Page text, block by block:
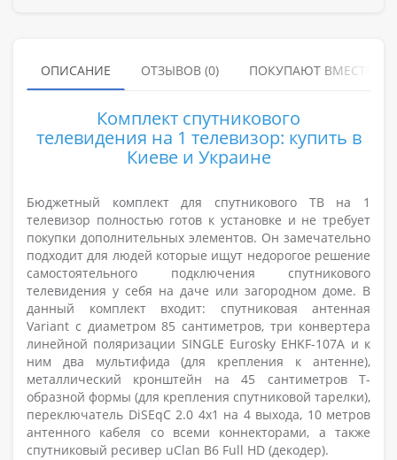
ОПИСАНИЕ ОТЗЫВОВ (0) ПОКУПАЮТ ВМЕСТЕ
Комплект спутникового
телевидения на 1 телевизор: купить в
Киеве и Украине
Бюджетный комплект для спутникового ТВ на 1
телевизор полностью готов к установке и не требует
покупки дополнительных элементов. Он замечательно
подходит для людей которые ищут недорогое решение
самостоятельного подключения спутникового
телевидения у себя на даче или загородном доме. В
данный комплект входит: спутниковая антенная
Variant с диаметром 85 сантиметров, три конвертера
линейной поляризации SINGLE Eurosky EHKF-107A и к
ним два мультифида (для крепления к антенне),
металлический кронштейн на 45 сантиметров Т-
образной формы (для крепления спутниковой тарелки),
переключатель DiSEqC 2.0 4x1 на 4 выхода, 10 метров
антенного кабеля со всеми коннекторами, а также
спутниковый ресивер uClan B6 Full HD (декодер).